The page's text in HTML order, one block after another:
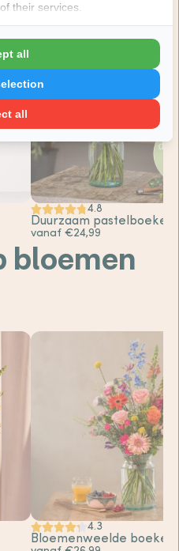
4.8
Duurzaam pastelboeket
vanaf €24,99
bloemen
4.3
Bloemenweelde boeket
their services.
all
all